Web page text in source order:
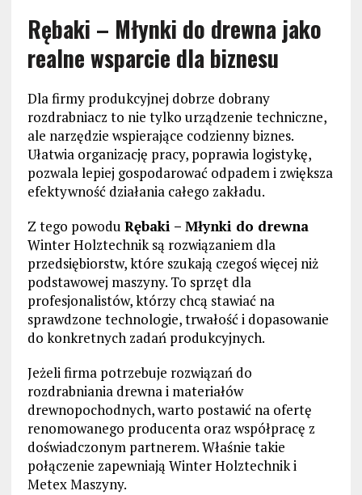
Rębaki – Młynki do drewna jako
realne wsparcie dla biznesu
Dla firmy produkcyjnej dobrze dobrany
rozdrabniacz to nie tylko urządzenie techniczne,
ale narzędzie wspierające codzienny biznes.
Ułatwia organizację pracy, poprawia logistykę,
pozwala lepiej gospodarować odpadem i zwiększa
efektywność działania całego zakładu.
Z tego powodu Rębaki – Młynki do drewna
Winter Holztechnik są rozwiązaniem dla
przedsiębiorstw, które szukają czegoś więcej niż
podstawowej maszyny. To sprzęt dla
profesjonalistów, którzy chcą stawiać na
sprawdzone technologie, trwałość i dopasowanie
do konkretnych zadań produkcyjnych.
Jeżeli firma potrzebuje rozwiązań do
rozdrabniania drewna i materiałów
drewnopochodnych, warto postawić na ofertę
renomowanego producenta oraz współpracę z
doświadczonym partnerem. Właśnie takie
połączenie zapewniają Winter Holztechnik i
Metex Maszyny.